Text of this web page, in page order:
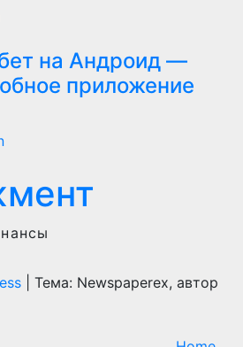
на Андроид —
приложение
Тема: Newspaperex, автор